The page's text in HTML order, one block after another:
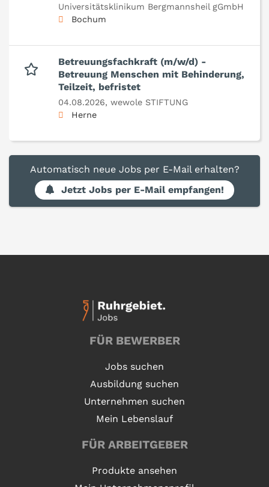
Universitätsklinikum Bergmannsheil gGmbH
Bochum
Betreuungsfachkraft (m/w/d) -
Betreuung Menschen mit Behinderung,
Teilzeit, befristet
04.08.2026, wewole STIFTUNG
Herne
Automatisch neue Jobs per E-Mail erhalten?
Jetzt Jobs per E-Mail empfangen!
FÜR BEWERBER
Jobs suchen
Ausbildung suchen
Unternehmen suchen
Mein Lebenslauf
FÜR ARBEITGEBER
Produkte ansehen